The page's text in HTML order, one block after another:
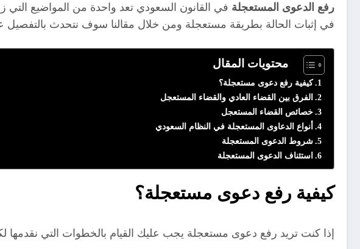
رفع الدعوى المستعجلة في القانون السعودي تعد واحدة من المواضيع
في إثبات الحالة بطريقة مستعجلة ومن خلال مقالنا سوف نتحدث بالتفصيل
محتويات المقال
كيفية رفع دعوى مستعجلة؟
الفرق بين القضاء العادي والقضاء المستعجل
خصائص القضاء المستعجل
أنواع الدعاوى المستعجلة في النظام السعودي
شروط الدعوى المستعجلة
استئناف الدعوى المستعجلة
كيفية رفع دعوى مستعجلة؟
إذا كنت تريد رفع دعوى مستعجلة يجب عليك القيام بالخطوات التي نقدمها